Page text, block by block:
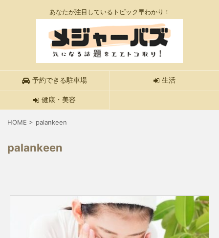
あなたが注目しているトピック早わかり！
予約できる駐車場 生活
健康・美容
HOME > palankeen
palankeen